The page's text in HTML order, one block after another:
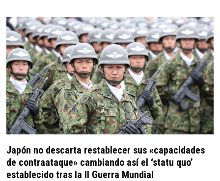
Japón no descarta restablecer sus «capacidades
de contraataque» cambiando así el ‘statu quo’
establecido tras la II Guerra Mundial